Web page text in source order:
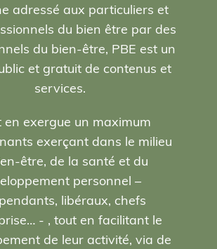
adressé aux particuliers et
du bien être par des
du bien-être, PBE est un
et gratuit de contenus et
services.
en exergue un maximum
exerçant dans le milieu
être, de la santé et du
personnel –
libéraux, chefs
- , tout en facilitant le
de leur activité, via de